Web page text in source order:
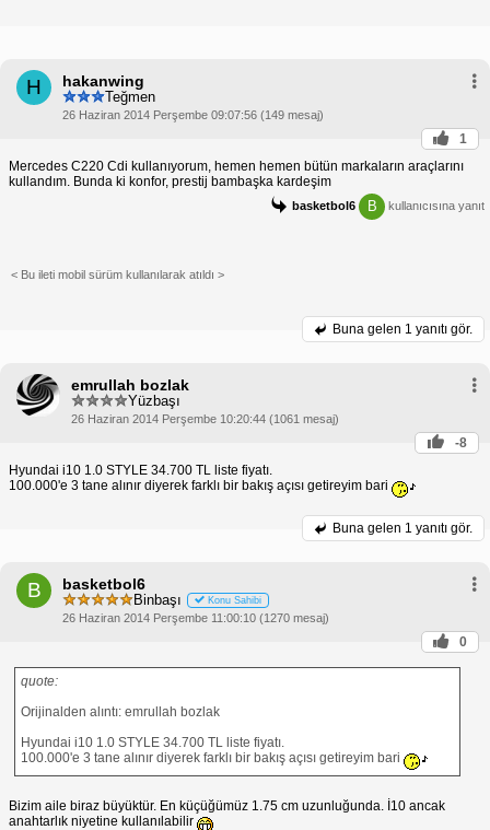
H hakanwing
Teğmen
26 Haziran 2014 Perşembe 09:07:56 (149 mesaj)
1
Mercedes C220 Cdi kullanıyorum, hemen hemen bütün markaların araçlarını
kullandım. Bunda ki konfor, prestij bambaşka kardeşim
basketbol6 B kullanıcısına yanıt
< Bu ileti mobil sürüm kullanılarak atıldı >
Buna gelen 1 yanıtı gör.
emrullah bozlak
Yüzbaşı
26 Haziran 2014 Perşembe 10:20:44 (1061 mesaj)
-8
Hyundai i10 1.0 STYLE 34.700 TL liste fiyatı.
100.000'e 3 tane alınır diyerek farklı bir bakış açısı getireyim bari
Buna gelen 1 yanıtı gör.
B basketbol6
Binbaşı Konu Sahibi
26 Haziran 2014 Perşembe 11:00:10 (1270 mesaj)
0
quote:
Orijinalden alıntı: emrullah bozlak
Hyundai i10 1.0 STYLE 34.700 TL liste fiyatı.
100.000'e 3 tane alınır diyerek farklı bir bakış açısı getireyim bari
Bizim aile biraz büyüktür. En küçüğümüz 1.75 cm uzunluğunda. İ10 ancak
anahtarlık niyetine kullanılabilir